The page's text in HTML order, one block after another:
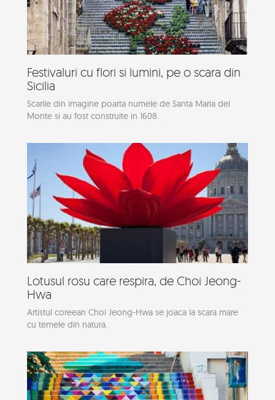
Festivaluri cu flori si lumini, pe o scara din
Sicilia
Scarile din imagine poarta numele de Santa Maria del
Monte si au fost construite in 1608.
Lotusul rosu care respira, de Choi Jeong-
Hwa
Artistul coreean Choi Jeong-Hwa se joaca la scara mare
cu temele din natura.